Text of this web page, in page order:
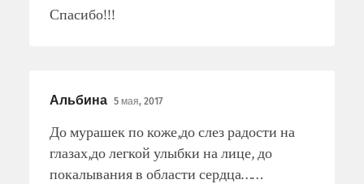
Спасибо!!!
Альбина 5 мая, 2017
До мурашек по коже,до слез радости на
глазах,до легкой улыбки на лице, до
покалывания в области сердца……